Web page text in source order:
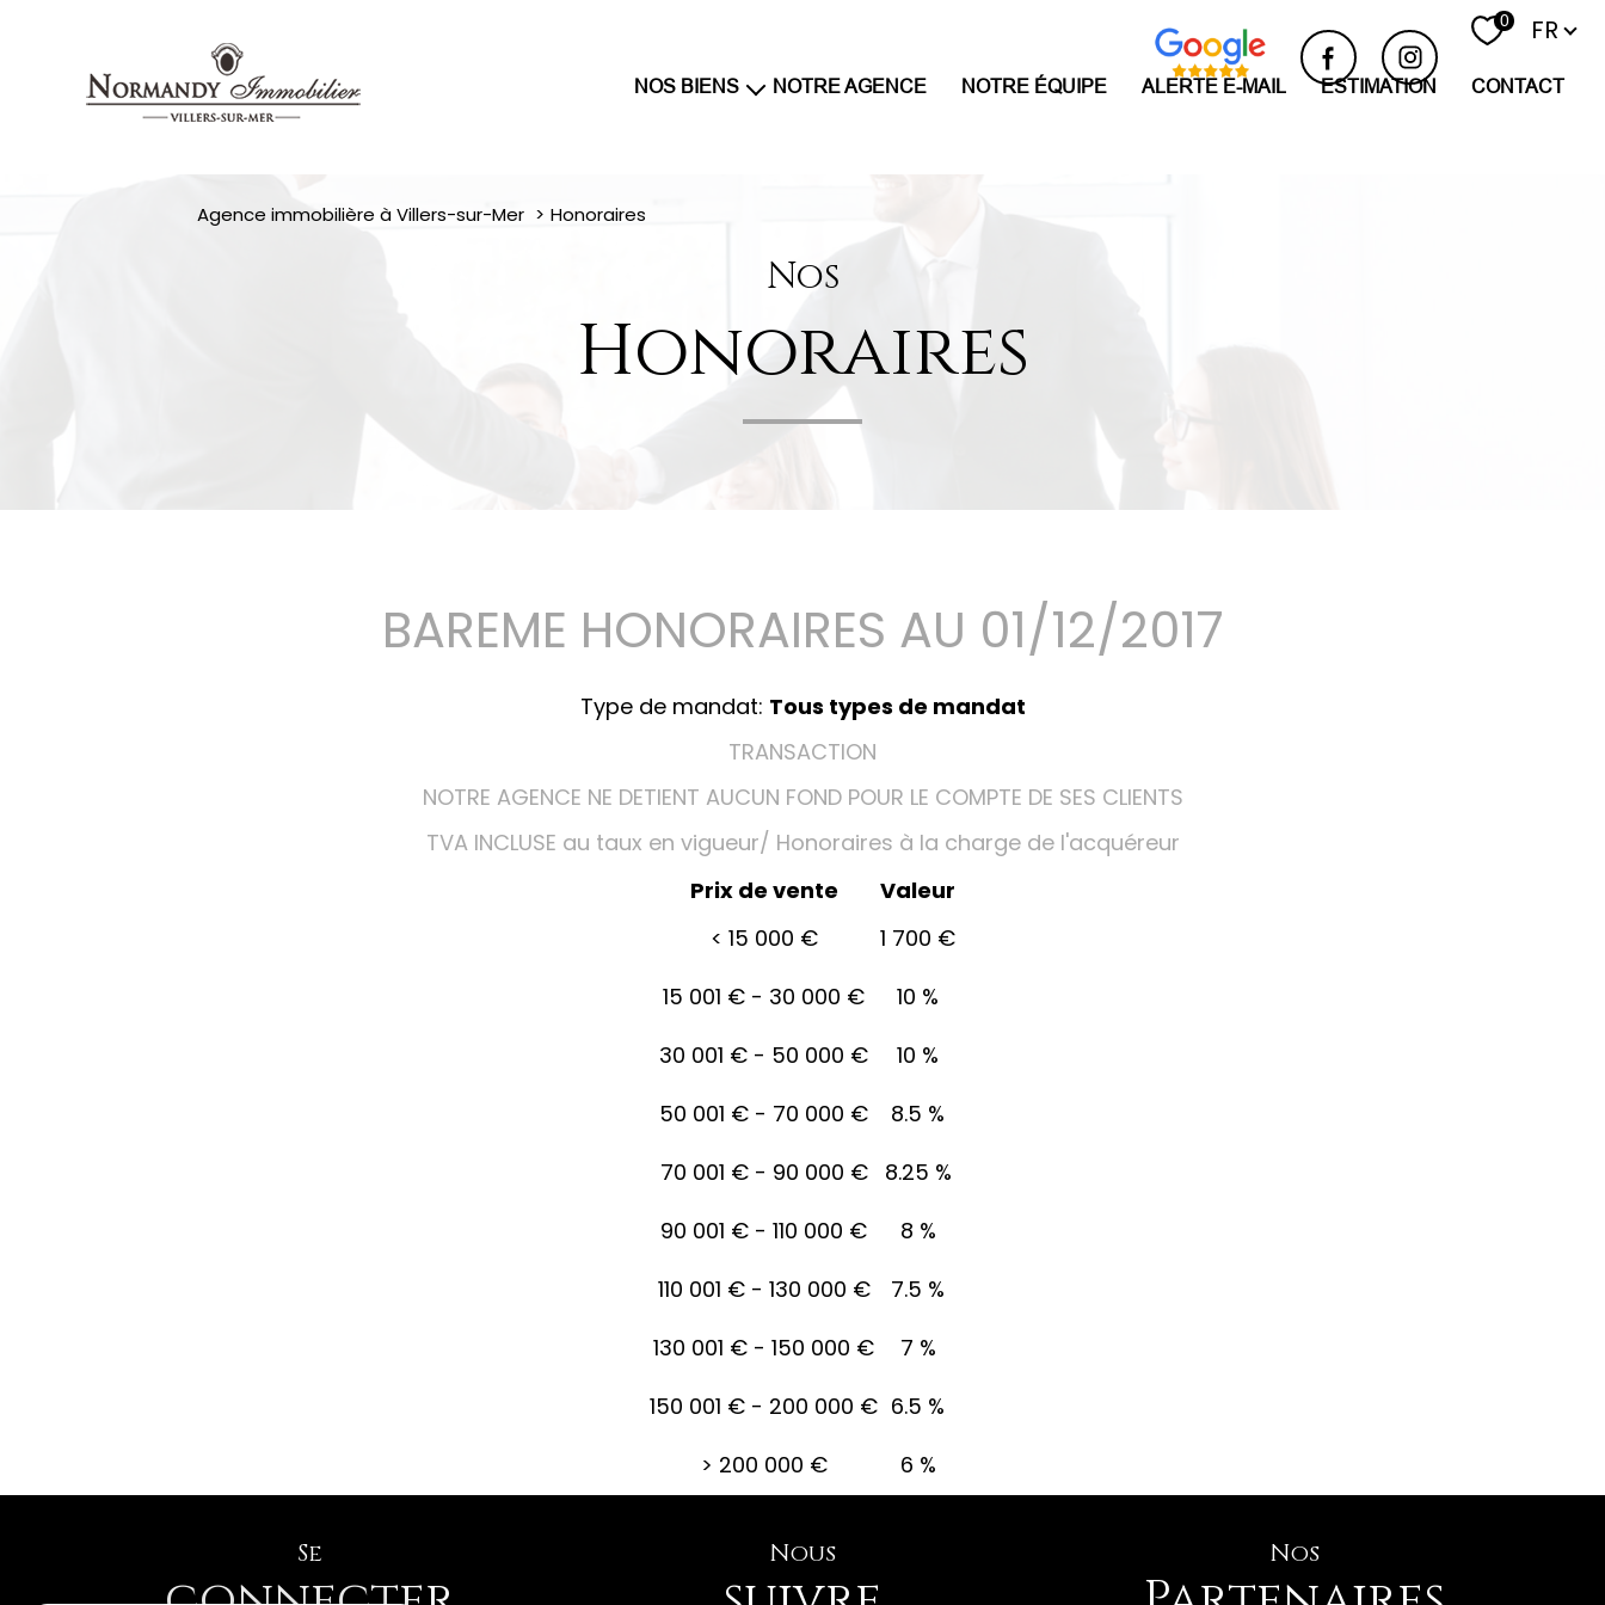
0 Langue
FR
NOS BIENS NOTRE AGENCE NOTRE ÉQUIPE ALERTE E-MAIL ESTIMATION CONTACT
Agence immobilière à Villers-sur-Mer Honoraires
Nos
Honoraires
BAREME HONORAIRES AU 01/12/2017
Type de mandat: Tous types de mandat
TRANSACTION
NOTRE AGENCE NE DETIENT AUCUN FOND POUR LE COMPTE DE SES CLIENTS
TVA INCLUSE au taux en vigueur/ Honoraires à la charge de l'acquéreur
Prix de vente
Valeur
< 15 000 €
1 700 €
15 001 € - 30 000 €
10 %
30 001 € - 50 000 €
10 %
50 001 € - 70 000 €
8.5 %
70 001 € - 90 000 €
8.25 %
90 001 € - 110 000 €
8 %
110 001 € - 130 000 €
7.5 %
130 001 € - 150 000 €
7 %
150 001 € - 200 000 € 6.5 %
> 200 000 € 6 %
Se Nous Nos